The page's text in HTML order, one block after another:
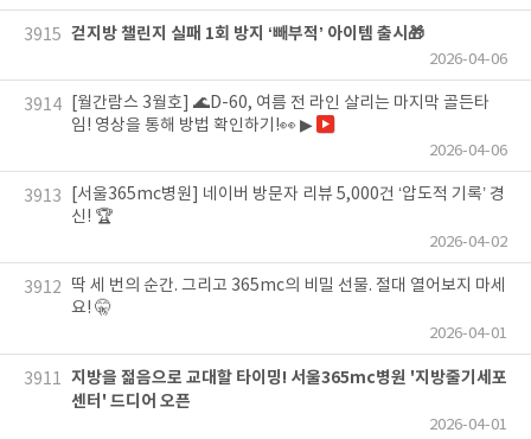
3915 걷지방 챌린지 실패 1회 방지 ‘빼부적’ 아이템 출시🎁
2026-04-06
3914
[월간람스 3월호] 🌊D-60, 여름 전 라인 살리는 마지막 골든타
임! 영상을 통해 방법 확인하기!👀 ▶
2026-04-06
3913
[서울365mc병원] 네이버 방문자 리뷰 5,000건 ‘압도적 기록’ 경
신! 🏆
2026-04-02
3912
딱 세 번의 순간. 그리고 365mc의 비밀 선물. 절대 열어보지 마세
요! 🤫
2026-04-01
3911 지방을 젊음으로 교대할 타이밍! 서울365mc병원 '지방줄기세포
센터' 드디어 오픈
2026-04-01